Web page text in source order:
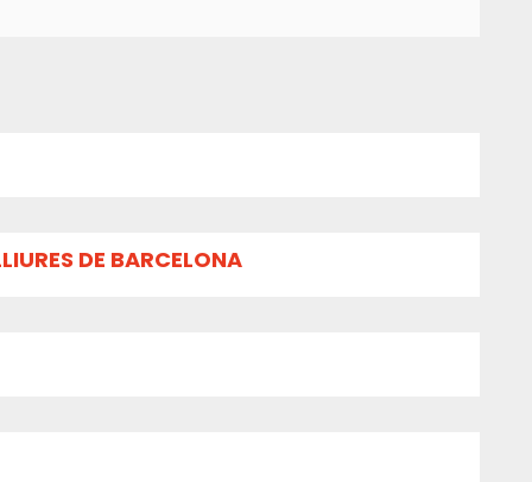
DE BARCELONA